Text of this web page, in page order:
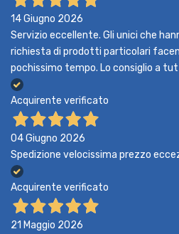
14 Giugno 2026
Servizio eccellente. Gli unici che
richiesta di prodotti particolari
pochissimo tempo. Lo consiglio a
Acquirente verificato
04 Giugno 2026
Spedizione velocissima prezzo
Acquirente verificato
21 Maggio 2026